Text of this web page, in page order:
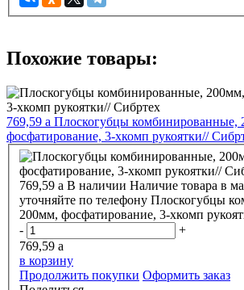
Похожие товары:
769,59 a Плоскогубцы комбинированные,
фосфатирование, 3-хкомп рукоятки//
769,59 a В наличии Наличие товара в
уточняйте по телефону Плоскогубцы
200мм, фосфатирование, 3-хкомп
-
+
769,59 a
в корзину
Продолжить покупки Оформить заказ